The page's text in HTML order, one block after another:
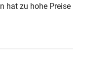
hat zu hohe Preise